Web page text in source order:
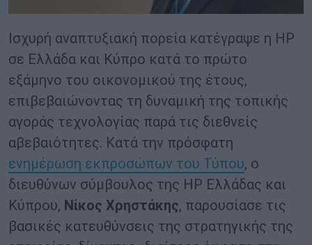
Ισχυρή αναπτυξιακή πορεία κατέγραψε η HP
σε Ελλάδα και Κύπρο κατά το πρώτο
εξάμηνο του οικονομικού της έτους,
επιβεβαιώνοντας τη δυναμική της τοπικής
αγοράς τεχνολογίας παρά τις διεθνείς
αβεβαιότητες. Κατά την πρόσφατη
ενημέρωση εκπροσώπων του Τύπου, ο
διευθύνων σύμβουλος της HP Ελλάδας και
Κύπρου, Νίκος Χρηστάκης, παρουσίασε τις
βασικές κατευθύνσεις της στρατηγικής της